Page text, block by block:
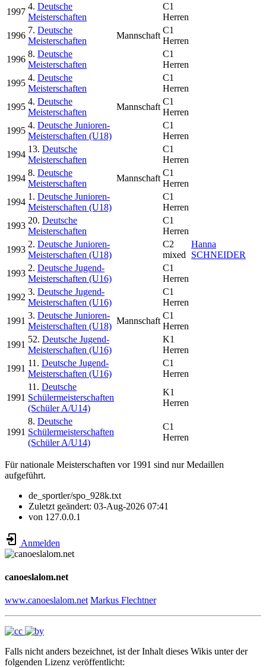
1997
4. Deutsche
Meisterschaften
C1
Herren
1996
7. Deutsche
Meisterschaften
Mannschaft
C1
Herren
1996
8. Deutsche
Meisterschaften
C1
Herren
1995
4. Deutsche
Meisterschaften
C1
Herren
1995
4. Deutsche
Meisterschaften
Mannschaft
C1
Herren
1995
4. Deutsche Junioren-
Meisterschaften (U18)
C1
Herren
1994
13. Deutsche
Meisterschaften
C1
Herren
1994
8. Deutsche
Meisterschaften
Mannschaft
C1
Herren
1994
1. Deutsche Junioren-
Meisterschaften (U18)
C1
Herren
1993
20. Deutsche
Meisterschaften
C1
Herren
1993
2. Deutsche Junioren-
Meisterschaften (U18)
C2
mixed
Hanna
SCHNEIDER
1993
2. Deutsche Jugend-
Meisterschaften (U16)
C1
Herren
1992
3. Deutsche Jugend-
Meisterschaften (U16)
C1
Herren
1991
3. Deutsche Junioren-
Meisterschaften (U18)
Mannschaft
C1
Herren
1991
52. Deutsche Jugend-
Meisterschaften (U16)
K1
Herren
1991
11. Deutsche Jugend-
Meisterschaften (U16)
C1
Herren
1991
11. Deutsche
Schülermeisterschaften
(Schüler A/U14)
K1
Herren
1991
8. Deutsche
Schülermeisterschaften
(Schüler A/U14)
C1
Herren
Für nationale Meisterschaften vor 1991 sind nur Medaillen
aufgeführt.
de_sportler/spo_928k.txt
Zuletzt geändert: 03-Aug-2026 07:41
von 127.0.0.1
Anmelden
canoeslalom.net
www.canoeslalom.net Markus Flechtner
Falls nicht anders bezeichnet, ist der Inhalt dieses Wikis unter der
folgenden Lizenz veröffentlicht: